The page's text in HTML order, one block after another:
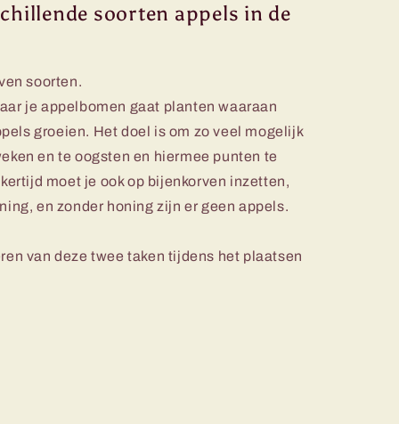
soorten appels in de
soorten.
je appelbomen gaat planten waaraan
groeien. Het doel is om zo veel mogelijk
en te oogsten en hiermee punten te
moet je ook op bijenkorven inzetten,
en zonder honing zijn er geen appels.
van deze twee taken tijdens het plaatsen